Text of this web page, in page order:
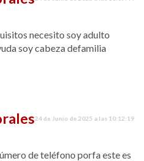
necesito soy adulto
soy cabeza defamilia
24 de Junio de 2025 a las 10:12:19
de teléfono porfa este es